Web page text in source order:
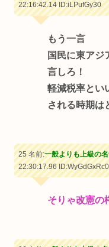
22:16:42.14ID:iLPufGy30
もう一言
国民に東アジ
言しろ！
軽減税率とい
される時期は
25 名前:一般よりも上級の
22:30:17.96ID:WyGdGxRc0
そりゃ改憲の